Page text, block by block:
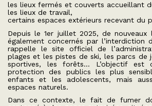
les lieux fermés et couverts accueillant
les lieux de travail,
certains espaces extérieurs recevant du
Depuis le 1er juillet 2025, de nouveaux
également concernés par l’interdiction
rappelle le site officiel de
plages et les pistes de ski, les parcs de
sportives, les forêts… L’objectif est
protection des publics les plus
enfants et les adolescents, mais
espaces naturels.
Dans ce contexte, le fait de fumer